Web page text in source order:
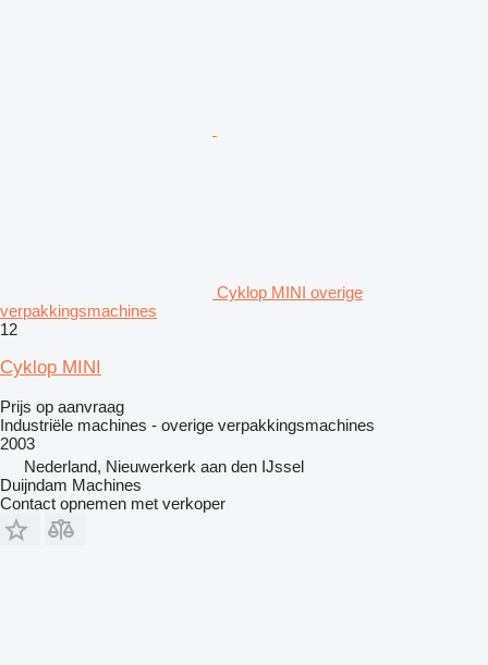
Cyklop MINI overige
verpakkingsmachines
12
Cyklop MINI
Prijs op aanvraag
Industriële machines - overige verpakkingsmachines
2003
Nederland, Nieuwerkerk aan den IJssel
Duijndam Machines
Contact opnemen met verkoper